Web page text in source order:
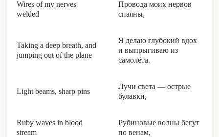
Wires of my nerves
welded
Провода моих нервов
спаяны,
Taking a deep breath, and
jumping out of the plane
Я делаю глубокий вдох
и выпрыгиваю из
самолёта.
Light beams, sharp pins
Лучи света — острые
булавки,
Ruby waves in blood
stream
Рубиновые волны бегут
по венам,